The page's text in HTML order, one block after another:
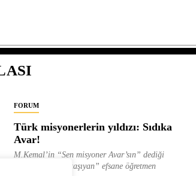
FORUM
Türk misyonerlerin yıldızı: Sıdıka
Avar!
M.Kemal’in “Sen misyoner Avar’sın” dediği
ve “dağlara ışık taşıyan” efsane öğretmen